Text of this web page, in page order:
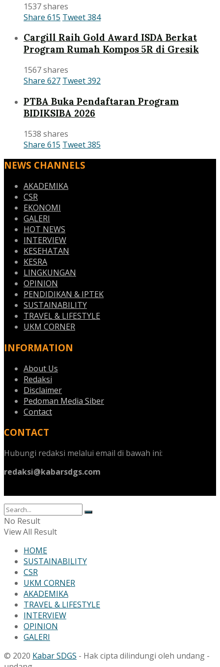
1537 shares
Share 615 Tweet384
Cargill Raih Gold Award ISDA Berkat
Program Rumah Kompos 5R di Gresik
1567 shares
Share 627 Tweet392
PTBA Buka Pendaftaran Program
BIDIKSIBA 2026
1538 shares
Share 615 Tweet385
NEWS CHANNELS
AKADEMIKA
CSR
EKONOMI
GALERI
HOT NEWS
INTERVIEW
KESEHATAN
KESRA
LINGKUNGAN
OPINION
PENDIDIKAN & IPTEK
SUSTAINABILITY
TRAVEL & LIFESTYLE
UKM CORNER
INFORMATION
About Us
Redaksi
Disclaimer
Pedoman Media Siber
Contact
CONTACT
Hubungi redaksi melalui email di bawah ini:
redaksi@kabarsdgs.com
No Result
View All Result
HOME
SUSTAINABILITY
CSR
UKM CORNER
AKADEMIKA
TRAVEL & LIFESTYLE
INTERVIEW
OPINION
GALERI
© 2020 Kabar SDGS - Hak cipta dilindungi oleh undang -